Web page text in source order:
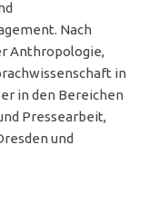
Nach
Anthropologie,
in
in den Bereichen
Pressearbeit,
und